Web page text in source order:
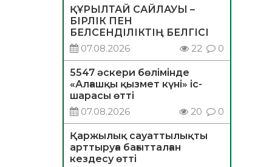
ҚҰРЫЛТАЙ САЙЛАУЫ –
БІРЛІК ПЕН
БЕЛСЕНДІЛІКТІҢ БЕЛГІСІ
07.08.2026
22 0
5547 әскери бөлімінде
«Алғашқы қызмет күні» іс-
шарасы өтті
07.08.2026
20 0
Қаржылық сауаттылықты
арттыруға бағытталған
кездесу өтті